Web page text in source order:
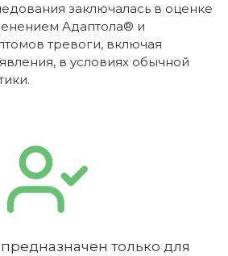
заключалась в оценке
Адаптола® и
тревоги, включая
в условиях обычной
предназначен только для